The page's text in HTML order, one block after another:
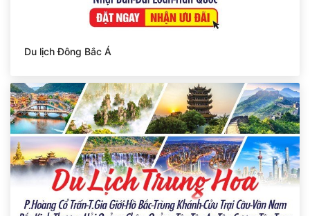
Du lịch Đông Bắc Á